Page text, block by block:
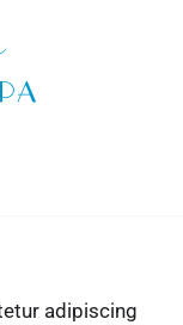
adipiscing